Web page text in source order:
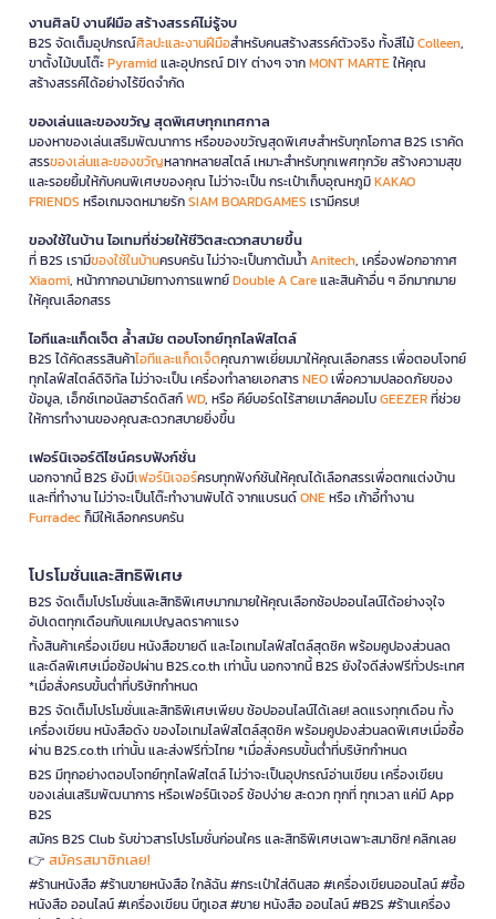
งานศิลป์ งานฝีมือ สร้างสรรค์ไม่รู้จบ
B2S จัดเต็มอุปกรณ์ศิลปะและงานฝีมือสำหรับคนสร้างสรรค์ตัวจริง ทั้งสีไม้Colleen,
ขาตั้งไม้บนโต๊ะPyramidและอุปกรณ์ DIY ต่างๆ จากMONT MARTEให้คุณ
สร้างสรรค์ได้อย่างไร้ขีดจำกัด
ของเล่นและของขวัญ สุดพิเศษทุกเทศกาล
มองหาของเล่นเสริมพัฒนาการ หรือของขวัญสุดพิเศษสำหรับทุกโอกาส B2S เราคัด
สรรของเล่นและของขวัญหลากหลายสไตล์ เหมาะสำหรับทุกเพศทุกวัย สร้างความสุข
และรอยยิ้มให้กับคนพิเศษของคุณ ไม่ว่าจะเป็น กระเป๋าเก็บอุณหภูมิKAKAO
FRIENDS หรือเกมจดหมายรักSIAM BOARDGAMES เรามีครบ!
ของใช้ในบ้าน ไอเทมที่ช่วยให้ชีวิตสะดวกสบายขึ้น
ที่ B2S เรามีของใช้ในบ้านครบครัน ไม่ว่าจะเป็นกาต้มน้ำAnitech, เครื่องฟอกอากาศ
Xiaomi, หน้ากากอนามัยทางการแพทย์Double A Careและสินค้าอื่น ๆ อีกมากมาย
ให้คุณเลือกสรร
ไอทีและแก็ดเจ็ต ล้ำสมัย ตอบโจทย์ทุกไลฟ์สไตล์
B2S ได้คัดสรรสินค้าไอทีและแก็ดเจ็ตคุณภาพเยี่ยมมาให้คุณเลือกสรร เพื่อตอบโจทย์
ทุกไลฟ์สไตล์ดิจิทัล ไม่ว่าจะเป็น เครื่องทำลายเอกสารNEOเพื่อความปลอดภัยของ
ข้อมูล, เอ็กซ์เทอนัลฮาร์ดดิสก์WD, หรือ คีย์บอร์ดไร้สายเมาส์คอมโบGEEZERที่ช่วย
ให้การทำงานของคุณสะดวกสบายยิ่งขึ้น
เฟอร์นิเจอร์ดีไซน์ครบฟังก์ชั่น
นอกจากนี้ B2S ยังมีเฟอร์นิเจอร์ครบทุกฟังก์ชันให้คุณได้เลือกสรรเพื่อตกแต่งบ้าน
และที่ทำงาน ไม่ว่าจะเป็นโต๊ะทำงานพับได้ จากแบรนด์ONEหรือ เก้าอี้ทำงาน
Furradecก็มีให้เลือกครบครัน
โปรโมชั่นและสิทธิพิเศษ
B2S จัดเต็มโปรโมชั่นและสิทธิพิเศษมากมายให้คุณเลือกช้อปออนไลน์ได้อย่างจุใจ
อัปเดตทุกเดือนกับแคมเปญลดราคาแรง
ทั้งสินค้าเครื่องเขียน หนังสือขายดี และไอเทมไลฟ์สไตล์สุดชิค พร้อมคูปองส่วนลด
และดีลพิเศษเมื่อช้อปผ่าน B2S.co.th เท่านั้น นอกจากนี้ B2S ยังใจดีส่งฟรีทั่วประเทศ
*เมื่อสั่งครบขั้นต่ำที่บริษัทกำหนด
B2S จัดเต็มโปรโมชั่นและสิทธิพิเศษเพียบ ช้อปออนไลน์ได้เลย! ลดแรงทุกเดือน ทั้ง
เครื่องเขียน หนังสือดัง ของไอเทมไลฟ์สไตล์สุดชิค พร้อมคูปองส่วนลดพิเศษเมื่อซื้อ
ผ่าน B2S.co.th เท่านั้น และส่งฟรีทั่วไทย *เมื่อสั่งครบขั้นต่ำที่บริษัทกำหนด
B2S มีทุกอย่างตอบโจทย์ทุกไลฟ์สไตล์ ไม่ว่าจะเป็นอุปกรณ์อ่านเขียน เครื่องเขียน
ของเล่นเสริมพัฒนาการ หรือเฟอร์นิเจอร์ ช้อปง่าย สะดวก ทุกที่ ทุกเวลา แค่มี App
B2S
สมัคร B2S Club รับข่าวสารโปรโมชั่นก่อนใคร และสิทธิพิเศษเฉพาะสมาชิก! คลิกเลย
👉 สมัครสมาชิกเลย!
#ร้านหนังสือ #ร้านขายหนังสือ ใกล้ฉัน #กระเป๋าใส่ดินสอ #เครื่องเขียนออนไลน์ #ซื้อ
หนังสือ ออนไลน์ #เครื่องเขียน บีทูเอส #ขาย หนังสือ ออนไลน์ #B2S #ร้านเครื่อง